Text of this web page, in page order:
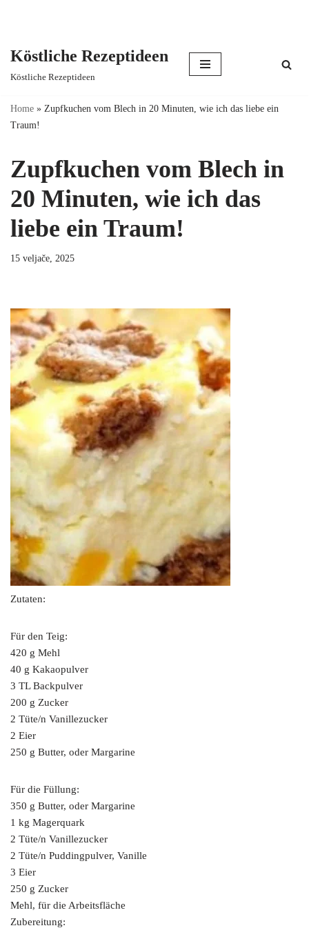
content
Köstliche Rezeptideen
Köstliche Rezeptideen
Home » Zupfkuchen vom Blech in 20 Minuten, wie ich das liebe ein
Traum!
Zupfkuchen vom Blech in
20 Minuten, wie ich das
liebe ein Traum!
15 veljače, 2025
Zutaten:
Für den Teig:
420 g Mehl
40 g Kakaopulver
3 TL Backpulver
200 g Zucker
2 Tüte/n Vanillezucker
2 Eier
250 g Butter, oder Margarine
Für die Füllung:
350 g Butter, oder Margarine
1 kg Magerquark
2 Tüte/n Vanillezucker
2 Tüte/n Puddingpulver, Vanille
3 Eier
250 g Zucker
Mehl, für die Arbeitsfläche
Zubereitung: